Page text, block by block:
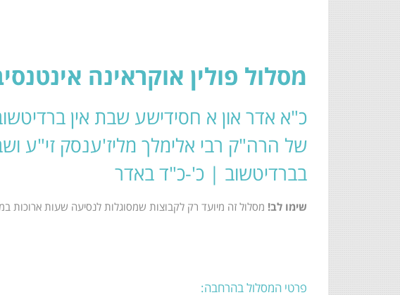
מסלול פולין אוקראינה
כ"א אדר און א חסידישע שבת אין
של הרה"ק רבי אלימלך מליז'ענסק זי"ע
בברדיטשוב | כ'-כ"ד באדר
שימו לב! מסלול זה מיועד רק לקבוצות שמסוגלות לנסיעה שעות ארוכות
פרטי המסלול בהרחבה: